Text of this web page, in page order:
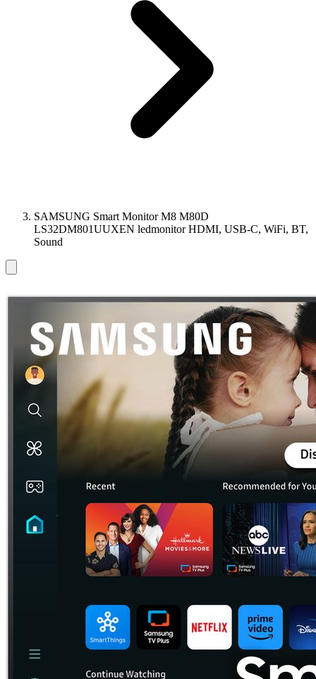
SAMSUNG Smart Monitor M8 M80D
LS32DM801UUXEN ledmonitor HDMI, USB-C, WiFi, BT,
Sound